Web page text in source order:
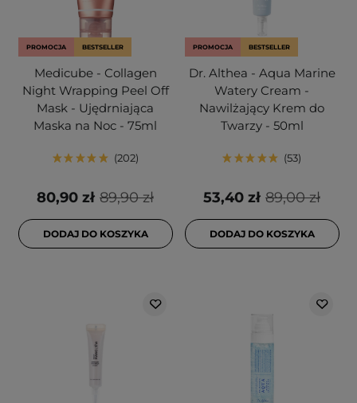
PROMOCJA BESTSELLER
Medicube - Collagen
Night Wrapping Peel Off
Mask - Ujędrniająca
Maska na Noc - 75ml
202
89,90 zł
80,90 zł
DODAJ DO KOSZYKA
PROMOCJA BESTSELLER
Dr. Althea - Aqua Marine
Watery Cream -
Nawilżający Krem do
Twarzy - 50ml
53
89,00 zł
53,40 zł
DODAJ DO KOSZYKA